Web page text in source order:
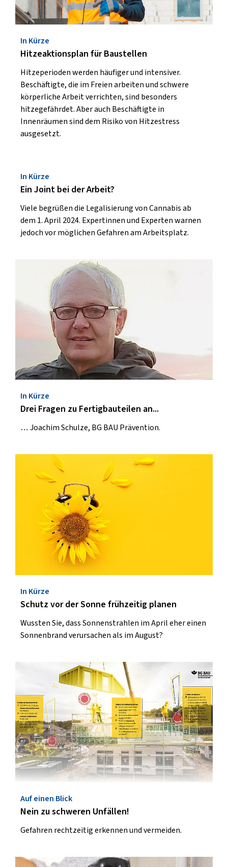
In Kürze
Hitzeaktionsplan für Baustellen
Hitzeperioden werden häufiger und intensiver.
Beschäftigte, die im Freien arbeiten und schwere
körperliche Arbeit verrichten, sind besonders
hitzegefährdet. Aber auch Beschäftigte in
Innenräumen sind dem Risiko von Hitzestress
ausgesetzt.
In Kürze
Ein Joint bei der Arbeit?
Viele begrüßen die Legalisierung von Cannabis ab
dem 1. April 2024. Expertinnen und Experten warnen
jedoch vor möglichen Gefahren am Arbeitsplatz.
In Kürze
Drei Fragen zu Fertigbauteilen an...
… Joachim Schulze, BG BAU Prävention.
In Kürze
Schutz vor der Sonne frühzeitig planen
Wussten Sie, dass Sonnenstrahlen im April eher einen
Sonnenbrand verursachen als im August?
Auf einen Blick
Nein zu schweren Unfällen!
Gefahren rechtzeitig erkennen und vermeiden.